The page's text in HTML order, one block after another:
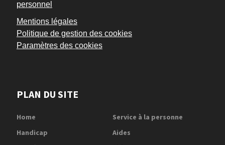
personnel
Mentions légales
Politique de gestion des cookies
Paramètres des cookies
PLAN DU SITE
Home
Service à la personne
Handicap
Aides